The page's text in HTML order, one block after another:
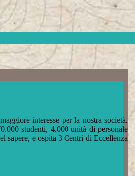
interesse per la nostra società.
studenti, 4.000 unità di personale
sapere, e ospita 3 Centri di Eccellenza